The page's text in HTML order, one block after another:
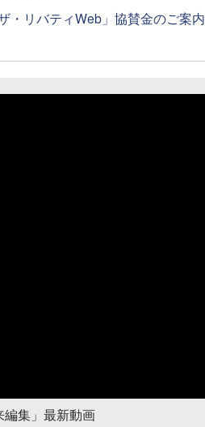
ザ・リバティWeb」協賛金のご案内
編集」最新動画